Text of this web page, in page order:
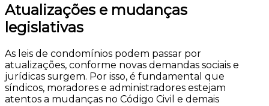
Atualizações e mudanças
legislativas
As leis de condomínios podem passar por
atualizações, conforme novas demandas sociais e
jurídicas surgem. Por isso, é fundamental que
síndicos, moradores e administradores estejam
atentos a mudanças no Código Civil e demais